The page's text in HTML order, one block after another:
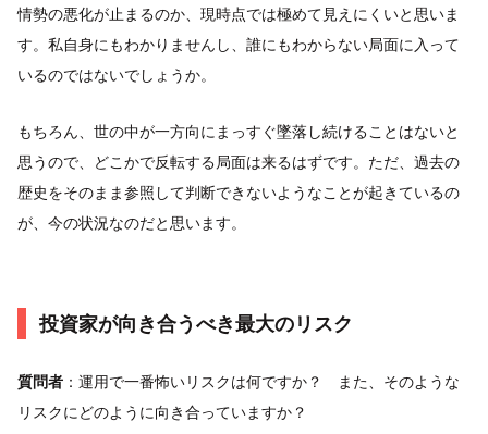
情勢の悪化が止まるのか、現時点では極めて見えにくいと思いま
す。私自身にもわかりませんし、誰にもわからない局面に入って
いるのではないでしょうか。
もちろん、世の中が一方向にまっすぐ墜落し続けることはないと
思うので、どこかで反転する局面は来るはずです。ただ、過去の
歴史をそのまま参照して判断できないようなことが起きているの
が、今の状況なのだと思います。
投資家が向き合うべき最大のリスク
質問者 ：運用で一番怖いリスクは何ですか？ また、そのような
リスクにどのように向き合っていますか？